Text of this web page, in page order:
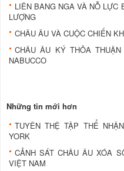
LIÊN BANG NGA VÀ NỖ LỰC
LƯỢNG
CHÂU ÂU VÀ CUỘC CHIẾN
CHÂU ÂU KÝ THỎA
NABUCCO
Những tin mới hơn
TUYÊN THỆ TẬP THỂ
YORK
CẢNH SÁT CHÂU ÂU XÓA
VIỆT NAM